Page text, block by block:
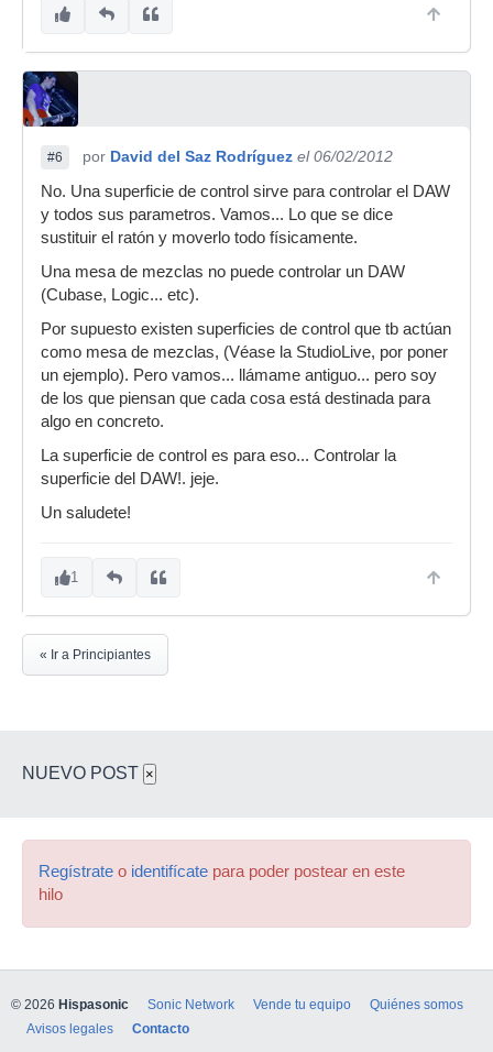
#6 por David del Saz Rodríguez el 06/02/2012
No. Una superficie de control sirve para controlar el DAW
y todos sus parametros. Vamos... Lo que se dice
sustituir el ratón y moverlo todo físicamente.
Una mesa de mezclas no puede controlar un DAW
(Cubase, Logic... etc).
Por supuesto existen superficies de control que tb actúan
como mesa de mezclas, (Véase la StudioLive, por poner
un ejemplo). Pero vamos... llámame antiguo... pero soy
de los que piensan que cada cosa está destinada para
algo en concreto.
La superficie de control es para eso... Controlar la
superficie del DAW!. jeje.
Un saludete!
1
« Ir a Principiantes
NUEVO POST ×
Regístrate o identifícate para poder postear en este
hilo
© 2026 Hispasonic Sonic Network Vende tu equipo
Quiénes somos
Avisos legales
Contacto